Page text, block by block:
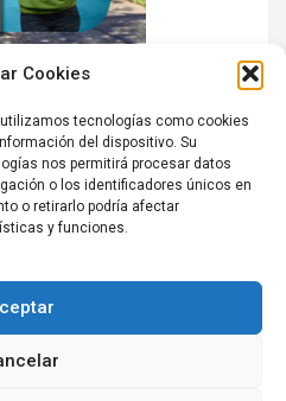
Cookies
tecnologías como cookies
del dispositivo. Su
nos permitirá procesar datos
o los identificadores únicos en
o retirarlo podría afectar
y funciones.